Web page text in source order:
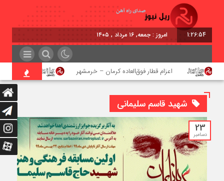
1:26:55 امروز : جمعه, ۱۶ مرداد , ۱۴۰۵
اعزام قطار فوق‌العاده کرمان – خرمشهر اجرای
شهید قاسم سلیمانی
23
دسامبر